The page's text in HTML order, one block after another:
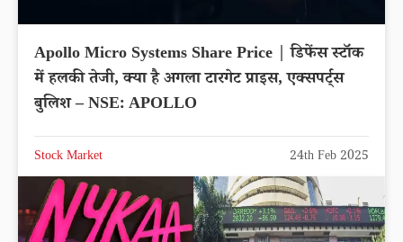
Apollo Micro Systems Share Price | डिफेंस स्टॉक
में हलकी तेजी, क्या है अगला टारगेट प्राइस, एक्सपर्ट्स
बुलिश – NSE: APOLLO
Stock Market 24th Feb 2025